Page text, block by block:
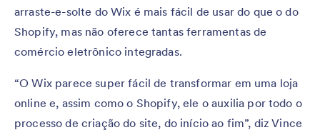
arraste-e-solte do Wix é mais fácil de usar do que o do
Shopify, mas não oferece tantas ferramentas de
comércio eletrônico integradas.
“O Wix parece super fácil de transformar em uma loja
online e, assim como o Shopify, ele o auxilia por todo o
processo de criação do site, do início ao fim”, diz Vince